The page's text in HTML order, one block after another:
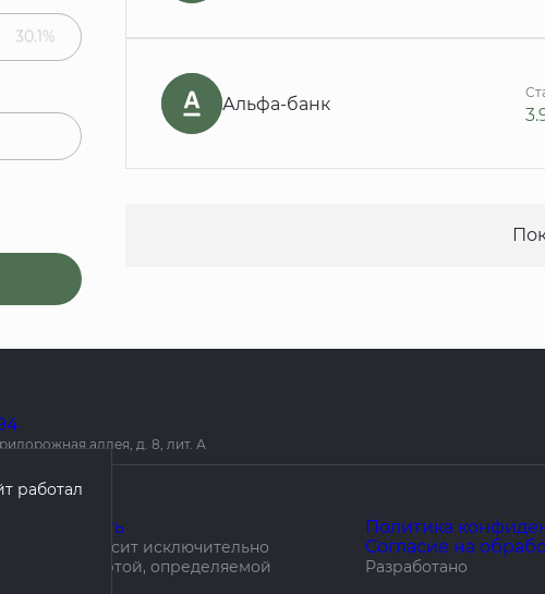
30.1%
Альфа-банк
аллея, д. 8, лит. А
Как купить
сайте, носит исключительно
офертой, определяемой
Политика
Согласие на
Разработано
работал